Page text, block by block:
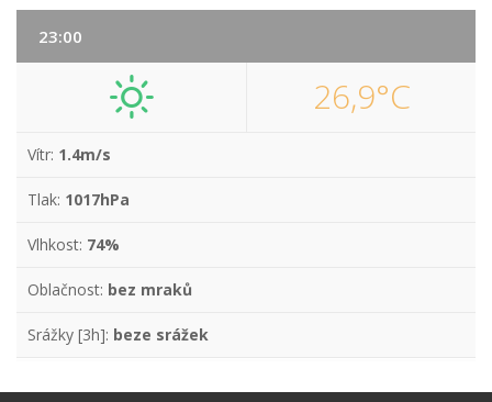
23:00
26,9°C
Vítr: 1.4m/s
Tlak: 1017hPa
Vlhkost: 74%
Oblačnost: bez mraků
Srážky [3h]: beze srážek